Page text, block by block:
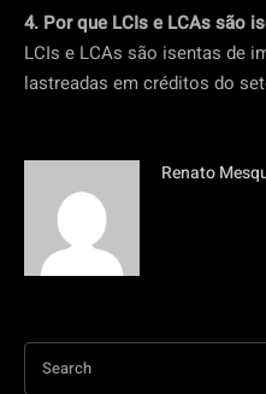
4. Por que LCIs e LCAs são
LCIs e LCAs são isentas de
lastreadas em créditos do
Renato
Search